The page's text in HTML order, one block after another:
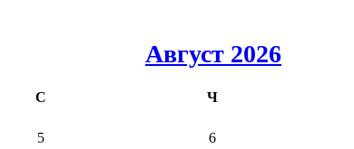
Август 2026
С Ч
5 6